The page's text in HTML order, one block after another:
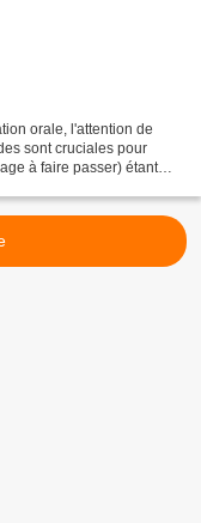
orale, l'attention de
sont cruciales pour
à faire passer) étant